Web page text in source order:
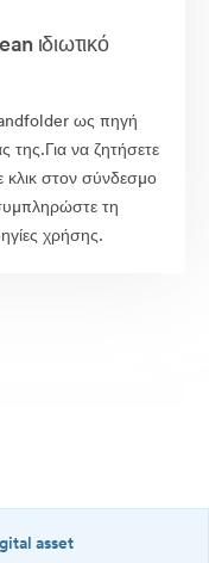
ιδιωτικό
ως πηγή
της.Για να ζητήσετε
κλικ στον σύνδεσμο
τη
χρήσης.
asset